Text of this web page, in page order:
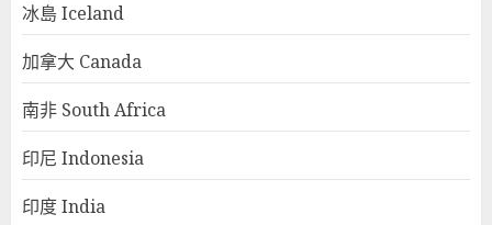
冰島 Iceland
加拿大 Canada
南非 South Africa
印尼 Indonesia
印度 India